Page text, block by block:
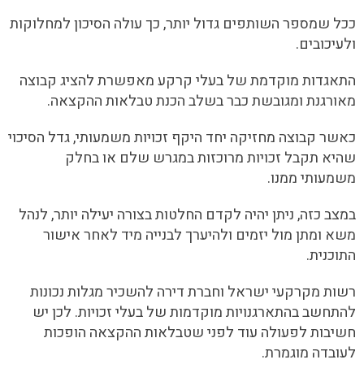
ככל שמספר השותפים גדול יותר, כך עולה הסיכון למחלוקות
ולעיכובים.
התאגדות מוקדמת של בעלי קרקע מאפשרת להציג קבוצה
מאורגנת ומגובשת כבר בשלב הכנת טבלאות ההקצאה.
כאשר קבוצה מחזיקה יחד היקף זכויות משמעותי, גדל הסיכוי
שהיא תקבל זכויות מרוכזות במגרש שלם או בחלק
משמעותי ממנו.
במצב כזה, ניתן יהיה לקדם החלטות בצורה יעילה יותר, לנהל
משא ומתן מול יזמים ולהיערך לבנייה מיד לאחר אישור
התוכנית.
רשות מקרקעי ישראל וחברת דירה להשכיר מגלות נכונות
להתחשב בהתארגנויות מוקדמות של בעלי זכויות. לכן יש
חשיבות לפעולה עוד לפני שטבלאות ההקצאה הופכות
לעובדה מוגמרת.